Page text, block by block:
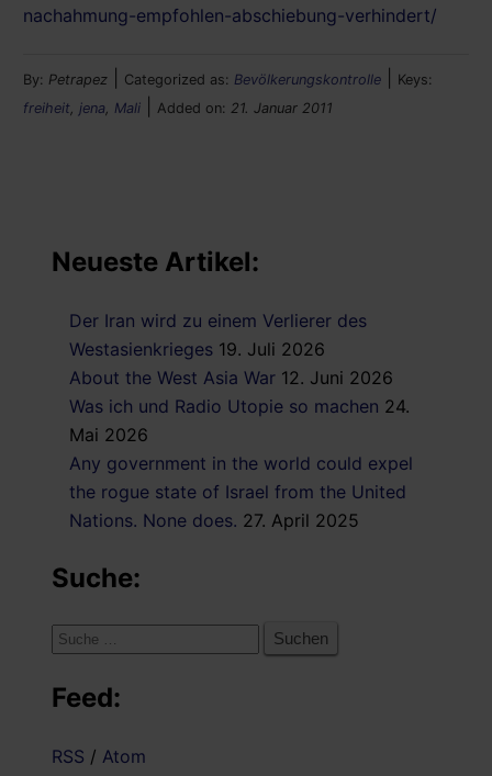
nachahmung-empfohlen-abschiebung-verhindert/
By: Petrapez Categorized as: Bevölkerungskontrolle
Keys:
freiheit, jena, Mali Added on: 21. Januar 2011
Neueste Artikel:
Der Iran wird zu einem Verlierer des
Westasienkrieges 19. Juli 2026
About the West Asia War 12. Juni 2026
Was ich und Radio Utopie so machen 24.
Mai 2026
Any government in the world could expel
the rogue state of Israel from the United
Nations. None does. 27. April 2025
Suche:
Suche
Feed:
RSS / Atom